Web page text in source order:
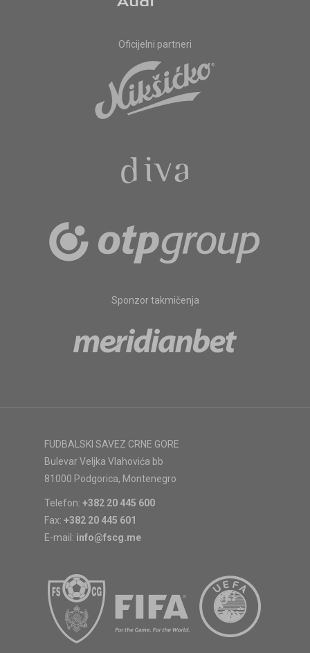
Oficijelni partneri
Sponzor takmičenja
FUDBALSKI SAVEZ CRNE GORE
Bulevar Veljka Vlahovića bb
81000 Podgorica, Montenegro
Telefon: +382 20 445 600
Fax: +382 20 445 601
E-mail: info@fscg.me